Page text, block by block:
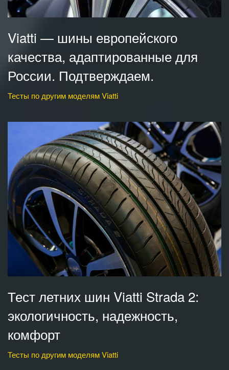
Viatti — шины европейского
качества, адаптированные для
России. Подтверждаем.
Тесты по другим моделям Viatti
Тест летних шин Viatti Strada 2:
экологичность, надежность,
комфорт
Тесты по другим моделям Viatti